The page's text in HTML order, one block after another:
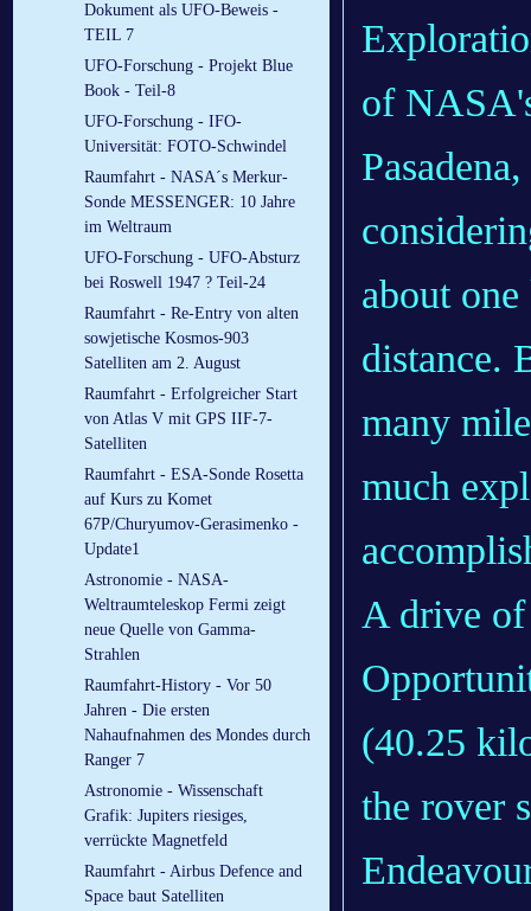
Dokument als UFO-Beweis -
TEIL 7
UFO-Forschung - Projekt Blue
Book - Teil-8
UFO-Forschung - IFO-
Universität: FOTO-Schwindel
Raumfahrt - NASA´s Merkur-
Sonde MESSENGER: 10 Jahre
im Weltraum
UFO-Forschung - UFO-Absturz
bei Roswell 1947 ? Teil-24
Raumfahrt - Re-Entry von alten
sowjetische Kosmos-903
Satelliten am 2. August
Raumfahrt - Erfolgreicher Start
von Atlas V mit GPS IIF-7-
Satelliten
Raumfahrt - ESA-Sonde Rosetta
auf Kurs zu Komet
67P/Churyumov-Gerasimenko -
Update1
Astronomie - NASA-
Weltraumteleskop Fermi zeigt
neue Quelle von Gamma-
Strahlen
Raumfahrt-History - Vor 50
Jahren - Die ersten
Nahaufnahmen des Mondes durch
Ranger 7
Astronomie - Wissenschaft
Grafik: Jupiters riesiges,
verrückte Magnetfeld
Raumfahrt - Airbus Defence and
Space baut Satelliten
of
about
distance.
many
much
A drive of
(40.25
the rover